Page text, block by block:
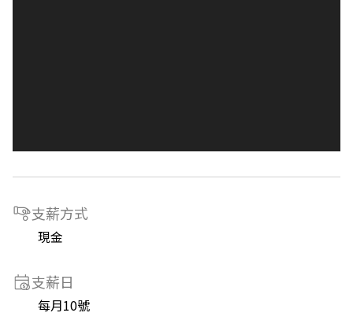
支薪方式
現金
支薪日
每月10號